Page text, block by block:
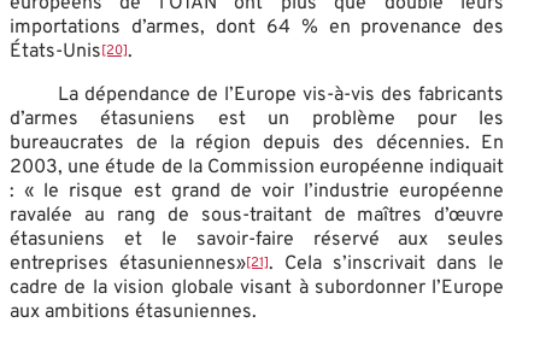
importations d’armes, dont 64 % en provenance des
États-Unis [20].
La dépendance de l’Europe vis-à-vis des fabricants
d’armes étasuniens est un problème pour les
bureaucrates de la région depuis des décennies. En
2003, une étude de la Commission européenne indiquait
: « le risque est grand de voir l’industrie européenne
ravalée au rang de sous-traitant de maîtres d’œuvre
étasuniens et le savoir-faire réservé aux seules
entreprises étasuniennes»[21]. Cela s’inscrivait dans le
cadre de la vision globale visant à subordonner l’Europe
aux ambitions étasuniennes.